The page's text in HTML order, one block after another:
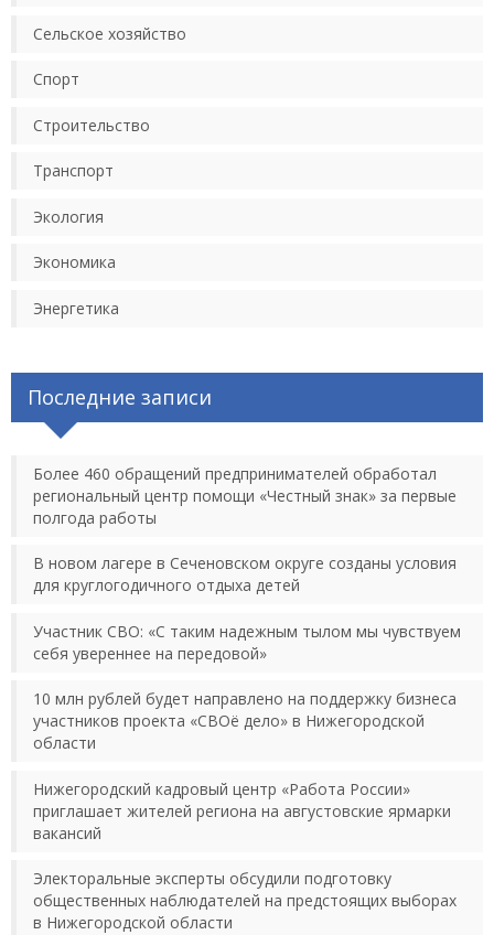
Сельское хозяйство
Спорт
Строительство
Транспорт
Экология
Экономика
Энергетика
Последние записи
Более 460 обращений предпринимателей обработал
региональный центр помощи «Честный знак» за первые
полгода работы
В новом лагере в Сеченовском округе созданы условия
для круглогодичного отдыха детей
Участник СВО: «С таким надежным тылом мы чувствуем
себя увереннее на передовой»
10 млн рублей будет направлено на поддержку бизнеса
участников проекта «СВОё дело» в Нижегородской
области
Нижегородский кадровый центр «Работа России»
приглашает жителей региона на августовские ярмарки
вакансий
Электоральные эксперты обсудили подготовку
общественных наблюдателей на предстоящих выборах
в Нижегородской области